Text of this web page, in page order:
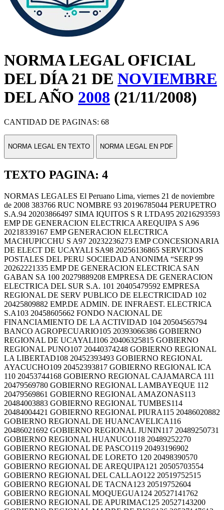
NORMA LEGAL OFICIAL
DEL DÍA 21 DE NOVIEMBRE
DEL AÑO 2008 (21/11/2008)
CANTIDAD DE PAGINAS: 68
NORMA LEGAL EN TEXTO NORMA LEGAL EN PDF
TEXTO PAGINA: 4
NORMAS LEGALES El Peruano Lima, viernes 21 de noviembre
de 2008 383766 RUC NOMBRE 93 20196785044 PERUPETRO
S.A.94 20203866497 SIMA IQUITOS S R LTDA95 20216293593
EMP DE GENERACION ELECTRICA AREQUIPA S A96
20218339167 EMP GENERACION ELECTRICA
MACHUPICCHU S A97 20232236273 EMP CONCESIONARIA
DE ELECT DE UCAYALI SA98 20256136865 SERVICIOS
POSTALES DEL PERU SOCIEDAD ANONIMA “SERP 99
20262221335 EMP DE GENERACION ELECTRICA SAN
GABAN SA 100 20279889208 EMPRESA DE GENERACION
ELECTRICA DEL SUR S.A. 101 20405479592 EMPRESA
REGIONAL DE SERV PUBLICO DE ELECTRICIDAD 102
20425809882 EMP.DE ADMIN. DE INFRAEST. ELECTRICA
S.A103 20458605662 FONDO NACIONAL DE
FINANCIAMIENTO DE LA ACTIVIDAD 104 20504565794
BANCO AGROPECUARIO105 20393066386 GOBIERNO
REGIONAL DE UCAYALI106 20406325815 GOBIERNO
REGIONAL PUNO107 20440374248 GOBIERNO REGIONAL
LA LIBERTAD108 20452393493 GOBIERNO REGIONAL
AYACUCHO109 20452393817 GOBIERNO REGIONAL ICA
110 20453744168 GOBIERNO REGIONAL CAJAMARCA 111
20479569780 GOBIERNO REGIONAL LAMBAYEQUE 112
20479569861 GOBIERNO REGIONAL AMAZONAS113
20484003883 GOBIERNO REGIONAL TUMBES114
20484004421 GOBIERNO REGIONAL PIURA115 20486020882
GOBIERNO REGIONAL DE HUANCAVELICA116
20486021692 GOBIERNO REGIONAL JUNIN117 20489250731
GOBIERNO REGIONAL HUANUCO118 20489252270
GOBIERNO REGIONAL DE PASCO119 20493196902
GOBIERNO REGIONAL DE LORETO 120 20498390570
GOBIERNO REGIONAL DE AREQUIPA121 20505703554
GOBIERNO REGIONAL DEL CALLAO122 20519752515
GOBIERNO REGIONAL DE TACNA123 20519752604
GOBIERNO REGIONAL MOQUEGUA124 20527141762
GOBIERNO REGIONAL DE APURIMAC125 20527143200